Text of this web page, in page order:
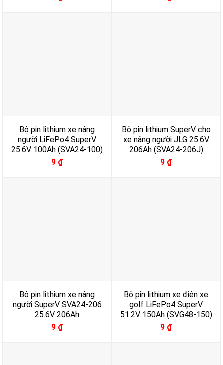
Bộ pin lithium xe nâng
người LiFePo4 SuperV
25.6V 100Ah (SVA24-100)
9 ₫
Bộ pin lithium SuperV cho
xe nâng người JLG 25.6V
206Ah (SVA24-206J)
9 ₫
Bộ pin lithium xe nâng
người SuperV SVA24-206
25.6V 206Ah
9 ₫
Bộ pin lithium xe điện xe
golf LiFePo4 SuperV
51.2V 150Ah (SVG48-150)
9 ₫